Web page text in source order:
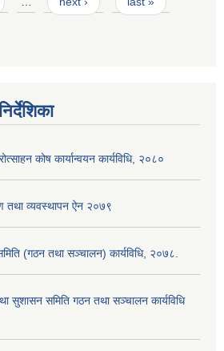
कोष कार्यान्वयन कार्यविधि, २०८०
तथा व्यवस्थापन ऐन २०७९
(गठन तथा सञ्चालन) कार्यविधि, २०७८.
सुशासन समिति गठन तथा सञ्चालन कार्यविधि